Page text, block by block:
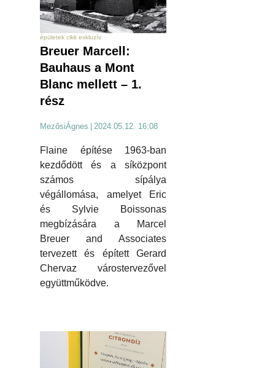
épületek cikk exkluzív
Breuer Marcell:
Bauhaus a Mont
Blanc mellett – 1.
rész
MezősiÁgnes 2024.05.12. 16:08
Flaine építése 1963-ban
kezdődött és a síközpont
számos sípálya
végállomása, amelyet Eric
és Sylvie Boissonas
megbízására a Marcel
Breuer and Associates
tervezett és épített Gerard
Chervaz várostervezővel
együttműködve.